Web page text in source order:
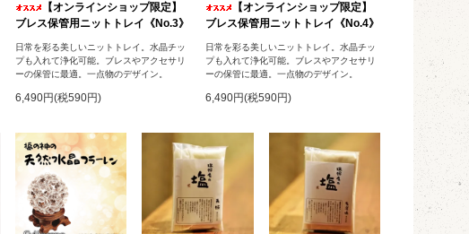
【オンラインショップ限定】
ブレス保管用ニットトレイ《No.3》
日常を彩る美しいニットトレイ。水晶チッ
プも入れて浄化可能。ブレスやアクセサリ
ーの保管に最適。一点物のデザイン。
6,490円(税590円)
【オンラインショップ限定】
ブレス保管用ニットトレイ《No.4》
日常を彩る美しいニットトレイ。水晶チッ
プも入れて浄化可能。ブレスやアクセサリ
ーの保管に最適。一点物のデザイン。
6,490円(税590円)